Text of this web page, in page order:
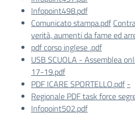
Infopoint498.pdf
Comunicato stampa.pdf
verità, aumenti da fame ed
pdf corso inglese .pdf
USB SCUOLA - Assemblea
17-19.pdf
PDF ICARE SPORTELLO.pdf -
Regionale PDF task force
Infopoint502.pdf